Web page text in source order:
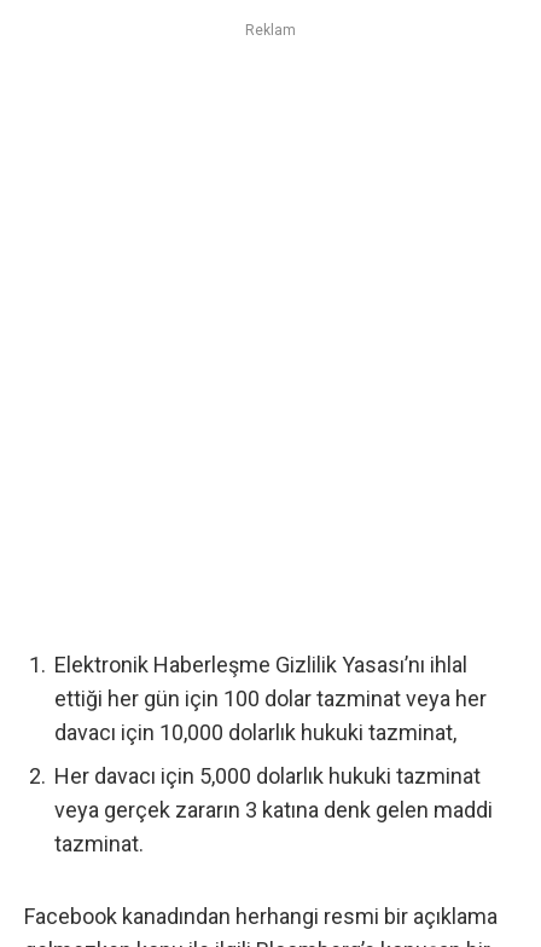
Reklam
Elektronik Haberleşme Gizlilik Yasası’nı ihlal
ettiği her gün için 100 dolar tazminat veya her
davacı için 10,000 dolarlık hukuki tazminat,
Her davacı için 5,000 dolarlık hukuki tazminat
veya gerçek zararın 3 katına denk gelen maddi
tazminat.
Facebook kanadından herhangi resmi bir açıklama